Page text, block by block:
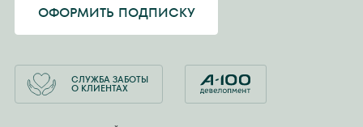
ОФОРМИТЬ ПОДПИСКУ
СЛУЖБА ЗАБОТЫ
О КЛИЕНТАХ